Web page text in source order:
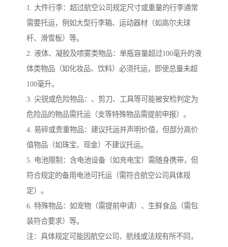
1. 大件行李：超过航空公司规定尺寸或重量的行李通常
需要托运，例如大型行李箱、运动器材（如高尔夫球
杆、滑雪板）等。
2. 液体、凝胶及喷雾类物品：单瓶容量超过100毫升的液
体类物品（如化妆品、饮料）必须托运，即使总量未超
100毫升。
3. 尖锐或危险物品：、剪刀、工具等可能被安检判定为
危险品的物品需托运（支等特殊物品需提前申报）。
4. 易碎或贵重物品：建议托运并声明价值，但部分高价
值物品（如珠宝、现金）不建议托运。
5. 电池限制：含电池设备（如充电宝）需随身携带，但
符合规定的备用电池可托运（需符合航空公司具体规
定）。
6. 特殊物品：如宠物（需提前申请）、生鲜食品（需包
装符合要求）等。
注：具体规定可能因航空公司、航线或法规有所不同，